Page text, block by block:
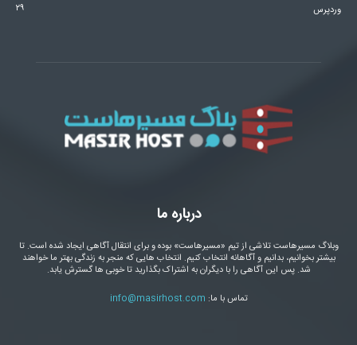
وردپرس
۲۹
درباره ما
وبلاگ مسیرهاست تلاشی از تیم «مسیرهاست» بوده و برای انتقال آگاهی ایجاد شده است. تا
بیشتر بخوانیم، بدانیم و آگاهانه انتخاب کنیم. انتخاب هایی که منجر به زندگی بهتر ما خواهند
شد. پس این آگاهی را با دیگران به اشتراک بگذارید تا خوبی ها گسترش یابد.
تماس با ما: info@masirhost.com